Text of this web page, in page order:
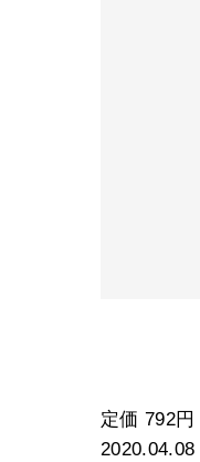
定価 792円
2020.04.08